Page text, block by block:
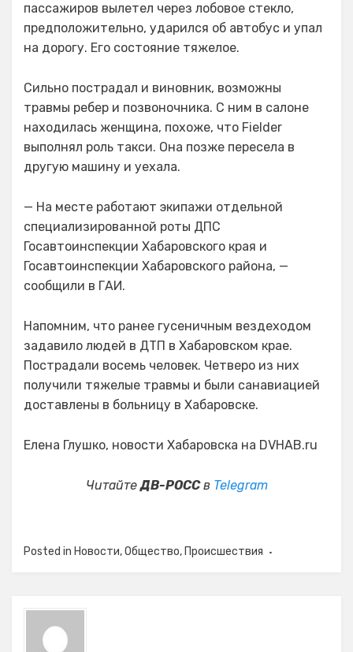
пассажиров вылетел через лобовое стекло,
предположительно, ударился об автобус и упал
на дорогу. Его состояние тяжелое.
Сильно пострадал и виновник, возможны
травмы ребер и позвоночника. С ним в салоне
находилась женщина, похоже, что Fielder
выполнял роль такси. Она позже пересела в
другую машину и уехала.
— На месте работают экипажи отдельной
специализированной роты ДПС
Госавтоинспекции Хабаровского края и
Госавтоинспекции Хабаровского района, —
сообщили в ГАИ.
Напомним, что ранее гусеничным вездеходом
задавило людей в ДТП в Хабаровском крае.
Пострадали восемь человек. Четверо из них
получили тяжелые травмы и были санавиацией
доставлены в больницу в Хабаровске.
Елена Глушко, новости Хабаровска на DVHAB.ru
ЧитайтеДВ-РОССв Telegram
Posted in Новости,Общество, Происшествия